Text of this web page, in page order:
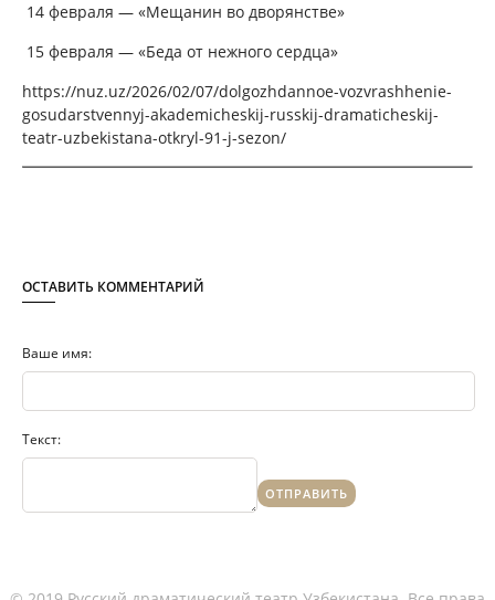
14 февраля — «Мещанин во дворянстве»
15 февраля — «Беда от нежного сердца»
https://nuz.uz/2026/02/07/dolgozhdannoe-vozvrashhenie-
gosudarstvennyj-akademicheskij-russkij-dramaticheskij-
teatr-uzbekistana-otkryl-91-j-sezon/
ОСТАВИТЬ КОММЕНТАРИЙ
Ваше имя:
Текст: